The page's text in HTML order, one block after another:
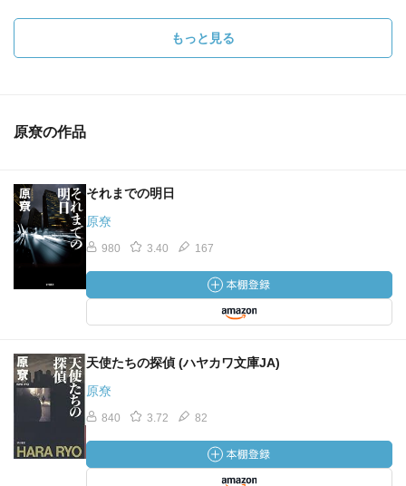
もっと見る
原尞の作品
それまでの明日
原尞
980 3.40 167
天使たちの探偵 (ハヤカワ文庫JA)
原尞
840 3.72 82